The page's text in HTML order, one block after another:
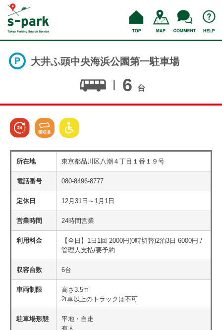
大井ふ頭中央海浜公園第一駐車場
6 台
所在地 東京都品川区八潮４丁目１番１９号
電話番号 080-8496-8777
定休日 12月31日～1月1日
営業時間 24時間営業
利用料金
【全日】1日1回 2000円(0時切替)2泊3日 6000円 /
管理人支払/要予約
収容台数 6台
車両制限
高さ3.5m
2t車以上のトラックは不可
駐車場形態
平地・自走
有人